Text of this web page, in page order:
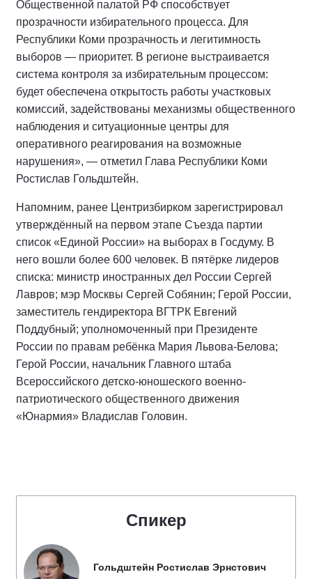
Общественной палатой РФ способствует
прозрачности избирательного процесса. Для
Республики Коми прозрачность и легитимность
выборов — приоритет. В регионе выстраивается
система контроля за избирательным процессом:
будет обеспечена открытость работы участковых
комиссий, задействованы механизмы общественного
наблюдения и ситуационные центры для
оперативного реагирования на возможные
нарушения», — отметил Глава Республики Коми
Ростислав Гольдштейн.
Напомним, ранее Центризбирком зарегистрировал
утверждённый на первом этапе Съезда партии
список «Единой России» на выборах в Госдуму. В
него вошли более 600 человек. В пятёрке лидеров
списка: министр иностранных дел России Сергей
Лавров; мэр Москвы Сергей Собянин; Герой России,
заместитель гендиректора ВГТРК Евгений
Поддубный; уполномоченный при Президенте
России по правам ребёнка Мария Львова-Белова;
Герой России, начальник Главного штаба
Всероссийского детско-юношеского военно-
патриотического общественного движения
«Юнармия» Владислав Головин.
Спикер
Гольдштейн Ростислав Эрнстович